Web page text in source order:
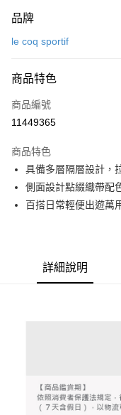
信用卡一次付款
LINE Pay
Apple Pay
悠遊付
大哥付你分期
相關說明
成交易。
3.實際核准額度、可分期
1.分期款項不併入電信帳
帳／街口支付／iPASS
【注意事項】
【關於「AFTEE先享後付」
AFTEE先享後付是「在收
【「AFTEE先享後付」結
１．於結帳方式選擇「
２．訂單成立數日內，您
３．收到繳費通知簡訊後
ATM付款
每筆NT$80，滿
每筆NT$80，滿
品牌
le coq sportif
商品特色
商品編號
11449365
商品特色
具備多層隔層設計，
側面設計點綴織帶配
百搭日常輕便出遊萬
詳細說明